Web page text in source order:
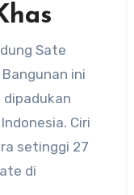
Sate
ini
dipadukan
Ciri
setinggi 27
di